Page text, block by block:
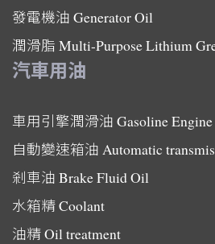
發電機油 Generator Oil
潤滑脂 Multi-Purpose Lithium
汽車用油
車用引擎潤滑油 Gasoline Engine
自動變速箱油 Automatic
剎車油 Brake Fluid Oil
水箱精Coolant
油精Oil treatment